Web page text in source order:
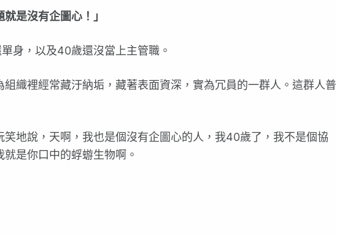
是沒有企圖心！」
身，以及40歲還沒當上主管職。
織裡經常藏汙納垢，藏著表面資深，實為冗員的一群人。這群人普
地說，天啊，我也是個沒有企圖心的人，我40歲了，我不是個協
是你口中的蜉蝣生物啊。